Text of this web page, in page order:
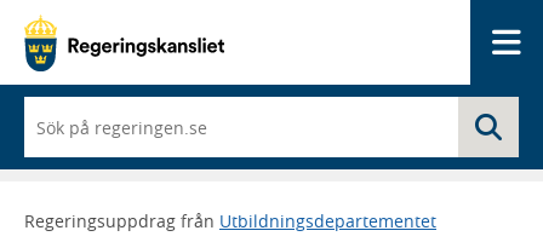
du
börjar
skriva
framträder
Regeringsuppdrag från Utbildningsdepartementet